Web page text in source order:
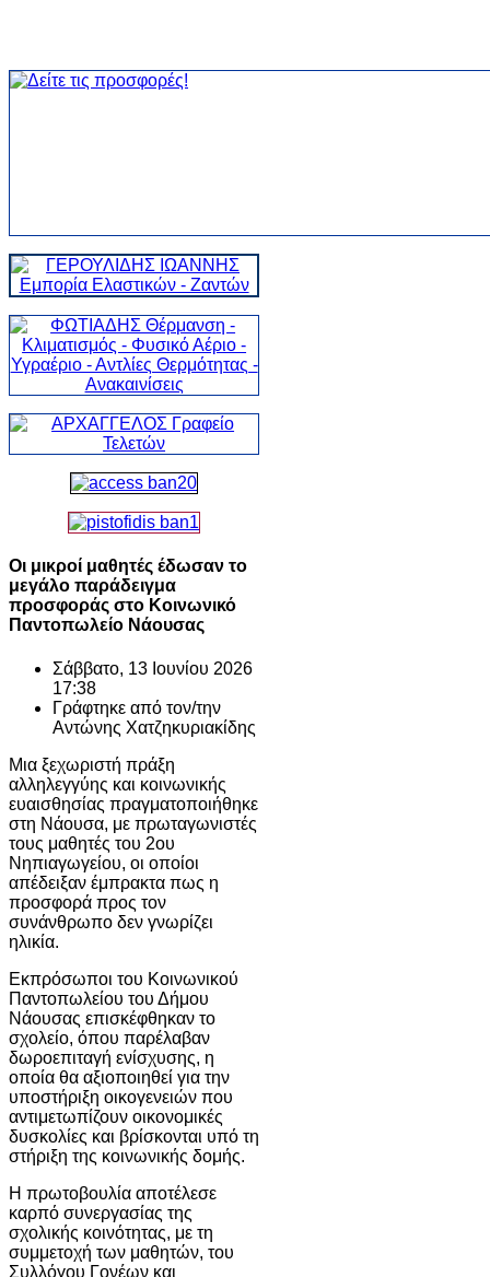
Οι μικροί μαθητές έδωσαν το
μεγάλο παράδειγμα
προσφοράς στο Κοινωνικό
Παντοπωλείο Νάουσας
Σάββατο, 13 Ιουνίου 2026
17:38
Γράφτηκε από τον/την
Αντώνης Χατζηκυριακίδης
Μια ξεχωριστή πράξη
αλληλεγγύης και κοινωνικής
ευαισθησίας πραγματοποιήθηκε
στη Νάουσα, με πρωταγωνιστές
τους μαθητές του 2ου
Νηπιαγωγείου, οι οποίοι
απέδειξαν έμπρακτα πως η
προσφορά προς τον
συνάνθρωπο δεν γνωρίζει
ηλικία.
Εκπρόσωποι του Κοινωνικού
Παντοπωλείου του Δήμου
Νάουσας επισκέφθηκαν το
σχολείο, όπου παρέλαβαν
δωροεπιταγή ενίσχυσης, η
οποία θα αξιοποιηθεί για την
υποστήριξη οικογενειών που
αντιμετωπίζουν οικονομικές
δυσκολίες και βρίσκονται υπό τη
στήριξη της κοινωνικής δομής.
Η πρωτοβουλία αποτέλεσε
καρπό συνεργασίας της
σχολικής κοινότητας, με τη
συμμετοχή των μαθητών, του
Συλλόγου Γονέων και